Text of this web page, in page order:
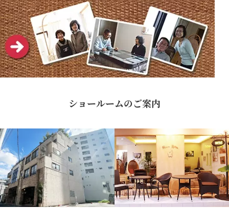
ショールームのご案内